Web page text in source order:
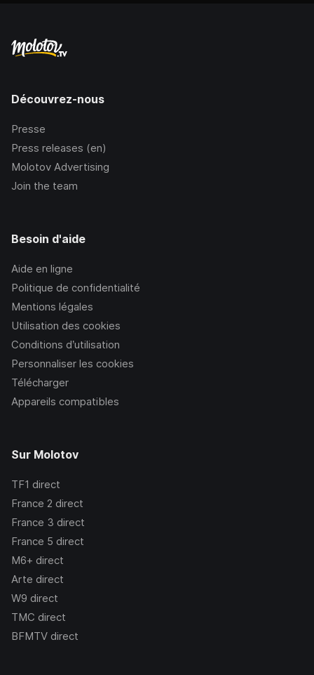
Découvrez-nous
Presse
Press releases (en)
Molotov Advertising
Join the team
Besoin d'aide
Aide en ligne
Politique de confidentialité
Mentions légales
Utilisation des cookies
Conditions d’utilisation
Personnaliser les cookies
Télécharger
Appareils compatibles
Sur Molotov
TF1 direct
France 2 direct
France 3 direct
France 5 direct
M6+ direct
Arte direct
W9 direct
TMC direct
BFMTV direct